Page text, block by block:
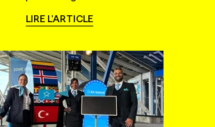
LIRE L'ARTICLE